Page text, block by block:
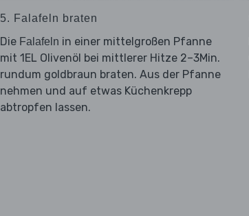
5. Falafeln braten
Die Falafeln in einer mittelgroßen Pfanne
mit 1EL Olivenöl bei mittlerer Hitze 2–3Min.
rundum goldbraun braten. Aus der Pfanne
nehmen und auf etwas Küchenkrepp
abtropfen lassen.